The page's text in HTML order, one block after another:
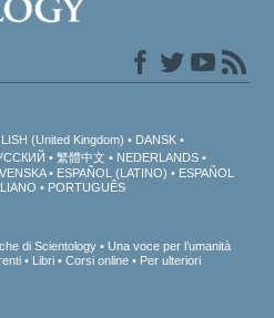
(United Kingdom)
DANSK
繁體中文
NEDERLANDS
ESPAÑOL (LATINO)
ESPAÑOL
PORTUGUÊS
di Scientology
Una voce per l’umanità
Libri Corsi online
Per ulteriori